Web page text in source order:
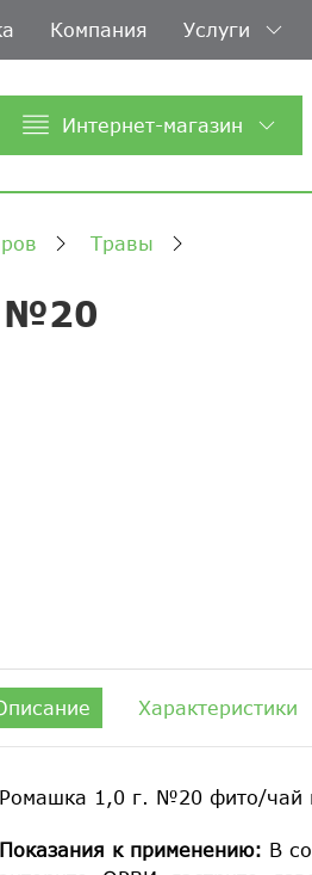
Компания Услуги
Интернет-магазин
Травы
№20
Характеристики
Ромашка 1,0 г. №20 фито/чай
Показания к применению: В